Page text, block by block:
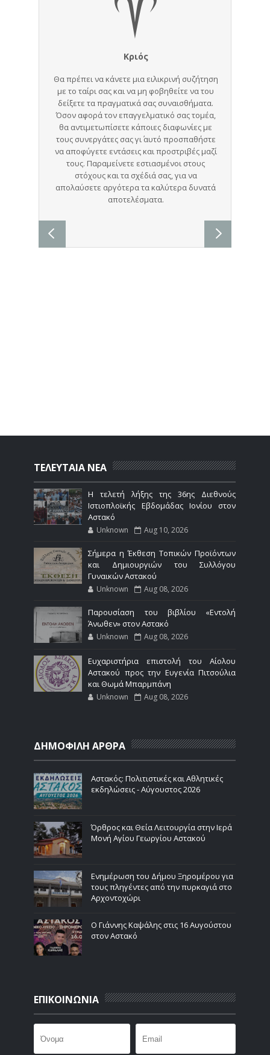
ΤΕΛΕΥΤΑΙΑ ΝΕΑ
Η τελετή λήξης της 36ης Διεθνούς
Ιστιοπλοϊκής Εβδομάδας Ιονίου στον
Αστακό
Unknown Aug 10, 2026
Σήμερα η Έκθεση Τοπικών Προϊόντων
και Δημιουργιών του Συλλόγου
Γυναικών Αστακού
Unknown Aug 08, 2026
Παρουσίαση του βιβλίου «Εντολή
Άνωθεν» στον Αστακό
Unknown Aug 08, 2026
Ευχαριστήρια επιστολή του Αίολου
Αστακού προς την Ευγενία Πιτσούλια
και Θωμά Μπαρμπάνη
Unknown Aug 08, 2026
ΔΗΜΟΦΙΛΗ ΑΡΘΡΑ
Αστακός: Πολιτιστικές και Αθλητικές
εκδηλώσεις - Αύγουστος 2026
Όρθρος και Θεία Λειτουργία στην Ιερά
Μονή Αγίου Γεωργίου Αστακού
Ενημέρωση του Δήμου Ξηρομέρου για
τους πληγέντες από την πυρκαγιά στο
Αρχοντοχώρι
Ο Γιάννης Καψάλης στις 16 Αυγούστου
στον Αστακό
ΕΠΙΚΟΙΝΩΝΙΑ